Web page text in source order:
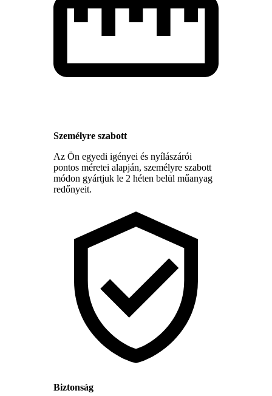
Személyre szabott
Az Ön egyedi igényei és nyílászárói
pontos méretei alapján, személyre szabott
módon gyártjuk le 2 héten belül műanyag
redőnyeit.
Biztonság